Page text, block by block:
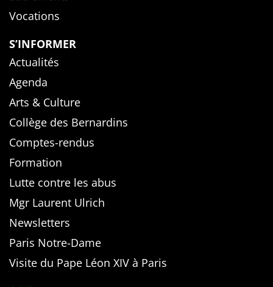
Vocations
S’INFORMER
Actualités
Agenda
Arts & Culture
Collège des Bernardins
Comptes-rendus
Formation
Lutte contre les abus
Mgr Laurent Ulrich
Newsletters
Paris Notre-Dame
Visite du Pape Léon XIV à Paris